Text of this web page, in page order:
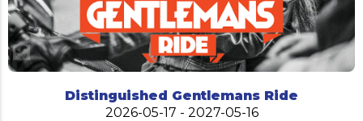
Distinguished Gentlemans Ride
2026-05-17 - 2027-05-16